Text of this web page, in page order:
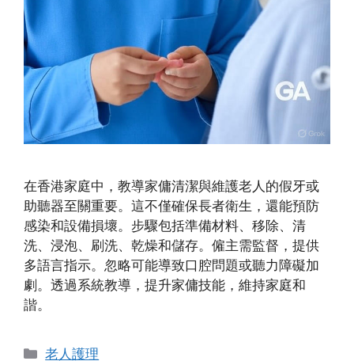
在香港家庭中，教導家傭清潔與維護老人的假牙或
助聽器至關重要。這不僅確保長者衛生，還能預防
感染和設備損壞。步驟包括準備材料、移除、清
洗、浸泡、刷洗、乾燥和儲存。僱主需監督，提供
多語言指示。忽略可能導致口腔問題或聽力障礙加
劇。透過系統教導，提升家傭技能，維持家庭和
諧。
Categories
老人護理